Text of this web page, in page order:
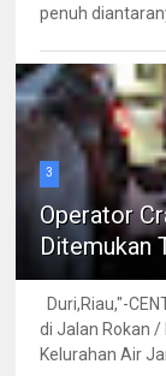
penuh
3
Operator
Ditemukan
Duri,Riau,"-
di Jalan Rokan /
Kelurahan Air